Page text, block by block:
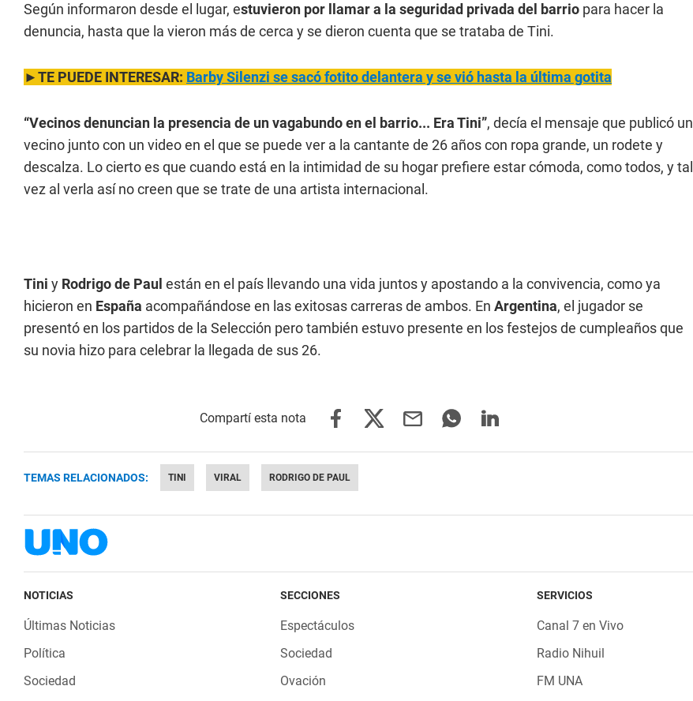
Según informaron desde el lugar, estuvieron por llamar a la seguridad privada del barrio para hacer la
denuncia, hasta que la vieron más de cerca y se dieron cuenta que se trataba de Tini.
►TE PUEDE INTERESAR: Barby Silenzi se sacó fotito delantera y se vió hasta la última gotita
“Vecinos denuncian la presencia de un vagabundo en el barrio... Era Tini”, decía el mensaje que publicó un
vecino junto con un video en el que se puede ver a la cantante de 26 años con ropa grande, un rodete y
descalza. Lo cierto es que cuando está en la intimidad de su hogar prefiere estar cómoda, como todos, y tal
vez al verla así no creen que se trate de una artista internacional.
Tini y Rodrigo de Paul están en el país llevando una vida juntos y apostando a la convivencia, como ya
hicieron en España acompañándose en las exitosas carreras de ambos. En Argentina, el jugador se
presentó en los partidos de la Selección pero también estuvo presente en los festejos de cumpleaños que
su novia hizo para celebrar la llegada de sus 26.
TEMAS RELACIONADOS: TINI VIRAL RODRIGO DE PAUL
NOTICIAS
Últimas Noticias
Política
Sociedad
SECCIONES
Espectáculos
Sociedad
Ovación
SERVICIOS
Canal 7 en Vivo
Radio Nihuil
FM UNA